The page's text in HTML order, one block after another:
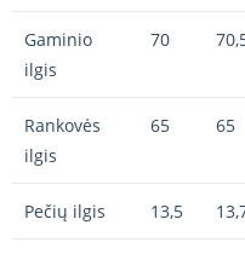
Gaminio
ilgis
70
Rankovės
ilgis
65 65
Pečių ilgis 13,5